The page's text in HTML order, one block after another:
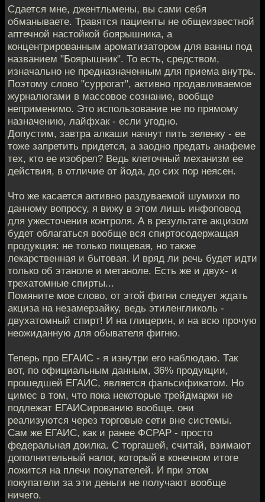
Сдается мне, джентльмены, вы сами себя
обманываете. Травятся пациенты не общеизвестной
аптечной настойкой боярышника, а
концентрированным ароматизатором для ванны под
названием "Боярышник". То есть, средством,
изначально не предназначенным для приема внутрь.
Поэтому слово "суррогат", активно продавливаемое
журналюгами в массовое сознание, вообще
неприменимо. Это использование не по прямому
назначению, лайфхак - если угодно.
Допустим, завтра алкаши начнут пить зеленку - ее
тоже запретить придется, а заодно предать анафеме
тех, кто ее изобрел? Ведь клеточный механизм ее
действия, в отличие от йода, до сих пор неясен.
Что же касается активно раздуваемой шумихи по
данному вопросу, я вижу в этом лишь инфоповод
для ужесточения контроля. А в результате акцизом
будет облагаться вообще вся спиртосодержащая
продукция: не только пищевая, но также
лекарственная и бытовая. И вряд ли речь будет идти
только об этаноле и метаноле. Есть же и двух- и
трехатомные спирты...
Помяните мое слово, от этой фигни следует ждать
акциза на незамерзайку, ведь этиленгликоль -
двухатомный спирт! И на глицерин, и на всю прочую
неожиданную для обывателя фигню.
Теперь про ЕГАИС - я изнутри его наблюдаю. Так
вот, по официальным данным, 36% продукции,
прошедшей ЕГАИС, является фальсификатом. Но
цимес в том, что пока некоторые трейдмарки не
подлежат ЕГАИСированию вообще, они
реализуются через торговые сети вне системы.
Сам же ЕГАИС, как и ранее ФСРАР - просто
федеральная доилка. С торгашей, считай, взимают
дополнительный налог, который в конечном итоге
ложится на плечи покупателей. И при этом
покупатели за эти деньги не получают вообще
ничего.